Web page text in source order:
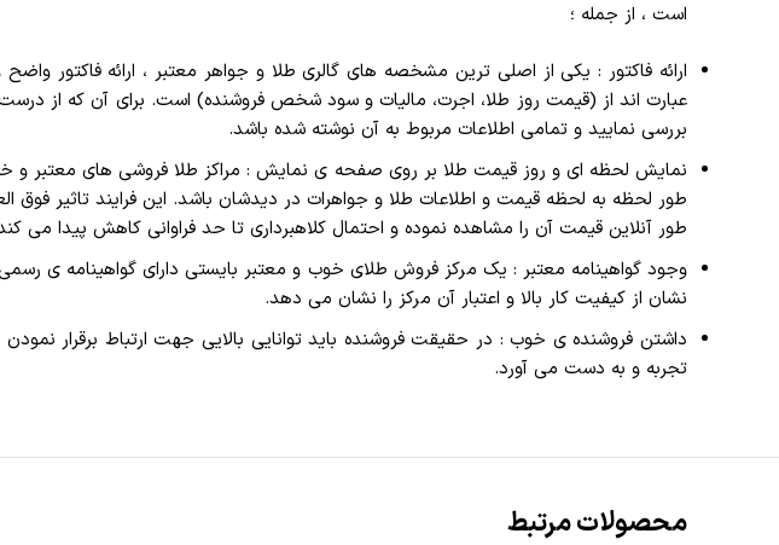
است ، از جمله ؛
ارائه فاکتور : یکی از اصلی ترین مشخصه های گالری طلا و جواهر معتبر ، ارائه فاکتور
عبارت اند از (قیمت روز طلا، اجرت، مالیات و سود شخص فروشنده) است. برای آن که از
بررسی نمایید و تمامی اطلاعات مربوط به آن نوشته شده باشد.
نمایش لحظه ای و روز قیمت طلا بر روی صفحه ی نمایش : مراکز طلا فروشی های معتبر
طور لحظه به لحظه قیمت و اطلاعات طلا و جواهرات در دیدشان باشد. این فرایند تاثیر فوق
طور آنلاین قیمت آن را مشاهده نموده و احتمال کلاهبرداری تا حد فراوانی کاهش پیدا می
وجود گواهینامه معتبر : یک مرکز فروش طلای خوب و معتبر بایستی دارای گواهینامه ی
نشان از کیفیت کار بالا و اعتبار آن مرکز را نشان می دهد.
داشتن فروشنده ی خوب : در حقیقت فروشنده باید توانایی بالایی جهت ارتباط برقرار
تجربه و به دست می آورد.
محصولات مرتبط